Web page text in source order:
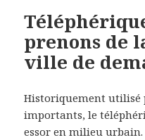
prenons de
ville de
Historiquement utilisé
importants, le
essor en milieu urbain.